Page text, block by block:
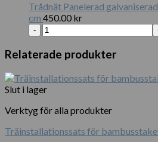
Trådnät Panelerad
cm 450.00 kr
Trådnät
Panelerad
galvaniserad
x
10
Mesh
90
180
Relaterade produkter
Slut i lager
Verktyg för alla produkter
Träinstallationssats för